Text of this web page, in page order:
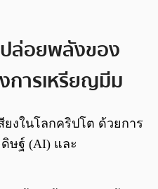
ล่อยพลังของ
การเหรียญมีม
ยงในโลกคริปโต ด้วยการ
ษฐ์ (AI) และ